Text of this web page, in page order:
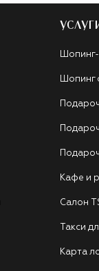
Шопинг
Кафе и
Салон
Такси
Карта